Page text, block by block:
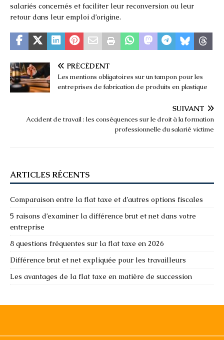
salariés concernés et faciliter leur reconversion ou leur
retour dans leur emploi d’origine.
PRÉCÉDENT
Les mentions obligatoires sur un tampon pour les
entreprises de fabrication de produits en plastique
SUIVANT
Accident de travail : les conséquences sur le droit à la formation
professionnelle du salarié victime
ARTICLES RÉCENTS
Comparaison entre la flat taxe et d’autres options fiscales
5 raisons d’examiner la différence brut et net dans votre
entreprise
8 questions fréquentes sur la flat taxe en 2026
Différence brut et net expliquée pour les travailleurs
Les avantages de la flat taxe en matière de succession